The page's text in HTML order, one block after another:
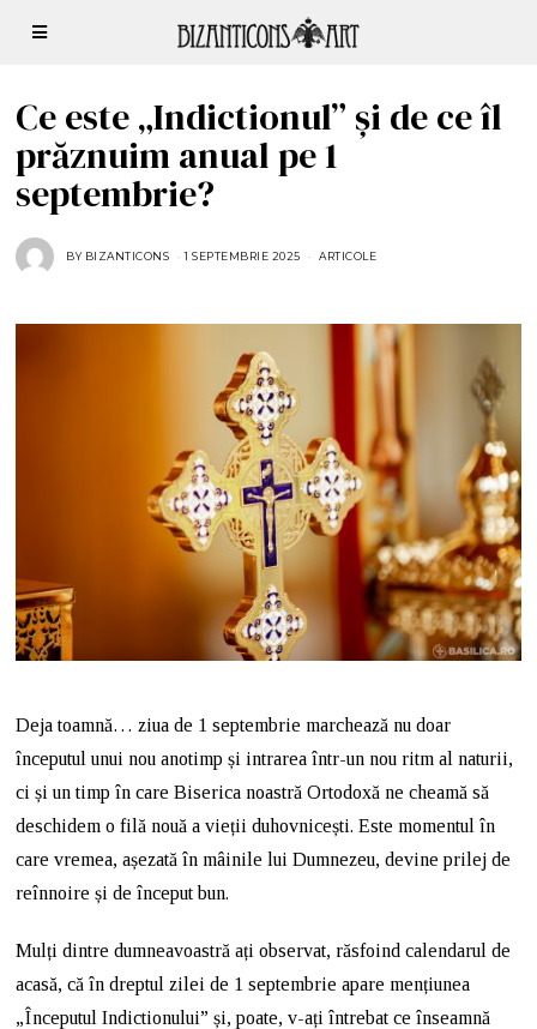
Ce este „Indictionul” și de ce îl
prăznuim anual pe 1
septembrie?
BY BIZANTICONS 1 SEPTEMBRIE 2025
E
2
5
ARTICOLE
Deja toamnă… ziua de 1 septembrie marchează nu doar
începutul unui nou anotimp și intrarea într-un nou ritm al naturii,
ci și un timp în care Biserica noastră Ortodoxă ne cheamă să
deschidem o filă nouă a vieții duhovnicești. Este momentul în
care vremea, așezată în mâinile lui Dumnezeu, devine prilej de
reînnoire și de început bun.
Mulți dintre dumneavoastră ați observat, răsfoind calendarul de
acasă, că în dreptul zilei de 1 septembrie apare mențiunea
„Începutul Indictionului” și, poate, v-ați întrebat ce înseamnă